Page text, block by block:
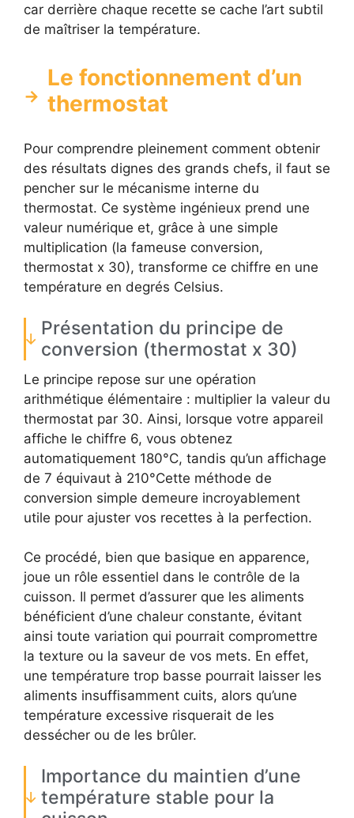
car derrière chaque recette se cache l’art subtil
de maîtriser la température.
Le fonctionnement d’un
thermostat
Pour comprendre pleinement comment obtenir
des résultats dignes des grands chefs, il faut se
pencher sur le mécanisme interne du
thermostat. Ce système ingénieux prend une
valeur numérique et, grâce à une simple
multiplication (la fameuse conversion,
thermostat x 30), transforme ce chiffre en une
température en degrés Celsius.
Présentation du principe de
conversion (thermostat x 30)
Le principe repose sur une opération
arithmétique élémentaire : multiplier la valeur du
thermostat par 30. Ainsi, lorsque votre appareil
affiche le chiffre 6, vous obtenez
automatiquement 180°C, tandis qu’un affichage
de 7 équivaut à 210°Cette méthode de
conversion simple demeure incroyablement
utile pour ajuster vos recettes à la perfection.
Ce procédé, bien que basique en apparence,
joue un rôle essentiel dans le contrôle de la
cuisson. Il permet d’assurer que les aliments
bénéficient d’une chaleur constante, évitant
ainsi toute variation qui pourrait compromettre
la texture ou la saveur de vos mets. En effet,
une température trop basse pourrait laisser les
aliments insuffisamment cuits, alors qu’une
température excessive risquerait de les
dessécher ou de les brûler.
Importance du maintien d’une
température stable pour la